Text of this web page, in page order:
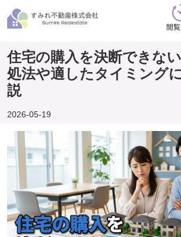
閲
住宅の購入を決断できな
処法や適したタイミング
説
2026-05-19